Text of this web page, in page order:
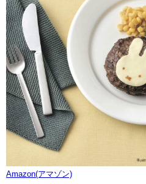
Amazon(アマゾン)